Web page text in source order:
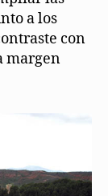
a los
con
margen